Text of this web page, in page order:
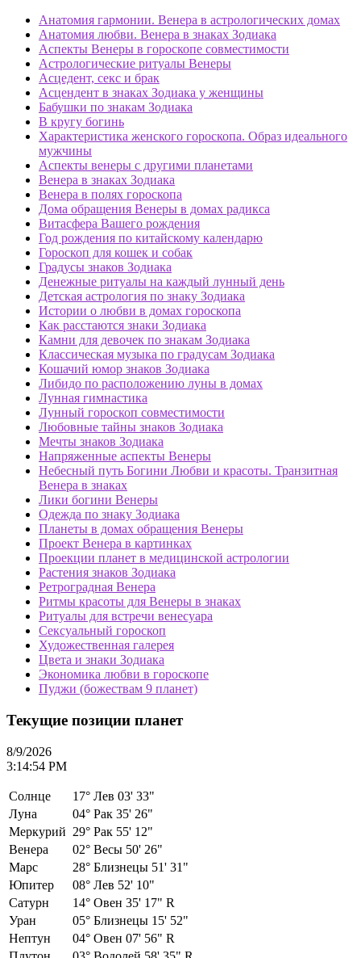
Анатомия гармонии. Венера в астрологических домах
Анатомия любви. Венера в знаках Зодиака
Аспекты Венеры в гороскопе совместимости
Астрологические ритуалы Венеры
Асцедент, секс и брак
Асцендент в знаках Зодиака у женщины
Бабушки по знакам Зодиака
В кругу богинь
Характеристика женского гороскопа. Образ идеального
мужчины
Аспекты венеры с другими планетами
Венера в знаках Зодиака
Венера в полях гороскопа
Дома обращения Венеры в домах радикса
Витасфера Вашего рождения
Год рождения по китайскому календарю
Гороскоп для кошек и собак
Градусы знаков Зодиака
Денежные ритуалы на каждый лунный день
Детская астрология по знаку Зодиака
Истории о любви в домах гороскопа
Как расстаются знаки Зодиака
Камни для девочек по знакам Зодиака
Классическая музыка по градусам Зодиака
Кошачий юмор знаков Зодиака
Либидо по расположению луны в домах
Лунная гимнастика
Лунный гороскоп совместимости
Любовные тайны знаков Зодиака
Мечты знаков Зодиака
Напряженные аспекты Венеры
Небесный путь Богини Любви и красоты. Транзитная
Венера в знаках
Лики богини Венеры
Одежда по знаку Зодиака
Планеты в домах обращения Венеры
Проект Венера в картинках
Проекции планет в медицинской астрологии
Растения знаков Зодиака
Ретроградная Венера
Ритмы красоты для Венеры в знаках
Ритуалы для встречи венесуара
Сексуальный гороскоп
Художественная галерея
Цвета и знаки Зодиака
Экономика любви в гороскопе
Пуджи (божествам 9 планет)
Текущие позиции планет
8/9/2026
3:14:54 PM
Солнце 17° Лев 03' 33"
Луна
04° Рак 35' 26"
Меркурий 29° Рак 55' 12"
Венера
02° Весы 50' 26"
Марс
28° Близнецы 51' 31"
Юпитер
08° Лев 52' 10"
Сатурн
14° Овен 35' 17" R
Уран
05° Близнецы 15' 52"
Нептун
04° Овен 07' 56" R